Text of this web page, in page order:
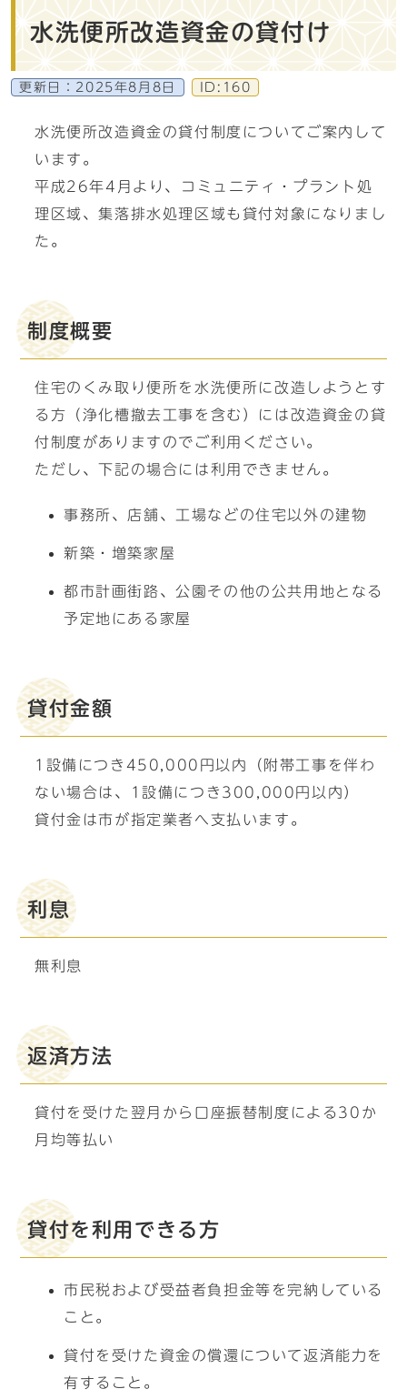
水洗便所改造資金の貸付け
更新日： 2025年8月8日 ID:160
水洗便所改造資金の貸付制度についてご案内して
います。
平成26年4月より、コミュニティ・プラント処
理区域、集落排水処理区域も貸付対象になりまし
た。
制度概要
住宅のくみ取り便所を水洗便所に改造しようとす
る方（浄化槽撤去工事を含む）には改造資金の貸
付制度がありますのでご利用ください。
ただし、下記の場合には利用できません。
事務所、店舗、工場などの住宅以外の建物
新築・増築家屋
都市計画街路、公園その他の公共用地となる
予定地にある家屋
貸付金額
1設備につき450,000円以内（附帯工事を伴わ
ない場合は、1設備につき300,000円以内）
貸付金は市が指定業者へ支払います。
利息
無利息
返済方法
貸付を受けた翌月から口座振替制度による30か
月均等払い
貸付を利用できる方
市民税および受益者負担金等を完納している
こと。
貸付を受けた資金の償還について返済能力を
有すること。